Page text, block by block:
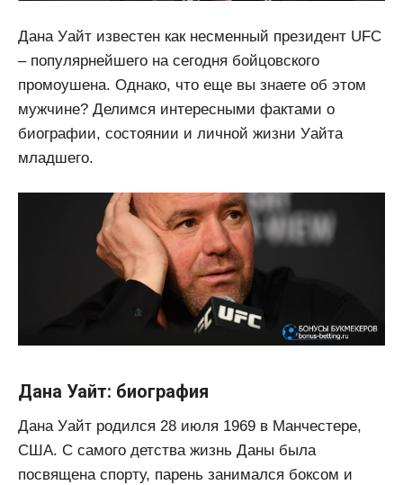
Дана Уайт известен как несменный президент UFC
– популярнейшего на сегодня бойцовского
промоушена. Однако, что еще вы знаете об этом
мужчине? Делимся интересными фактами о
биографии, состоянии и личной жизни Уайта
младшего.
Дана Уайт: биография
Дана Уайт родился 28 июля 1969 в Манчестере,
США. С самого детства жизнь Даны была
посвящена спорту, парень занимался боксом и